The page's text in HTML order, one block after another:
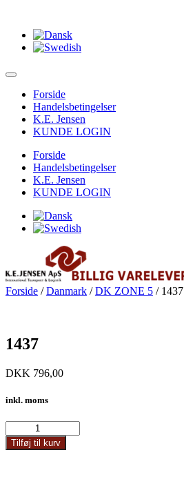
Forside
Handelsbetingelser
K.E. Jensen
KUNDE LOGIN
Forside
Handelsbetingelser
K.E. Jensen
KUNDE LOGIN
Forside /Danmark /DK ZONE 5 / 1437
1437
DKK 796,00
inkl. moms
antal
Tilføj til kurv